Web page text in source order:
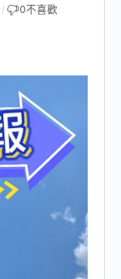
/ 0不喜歡